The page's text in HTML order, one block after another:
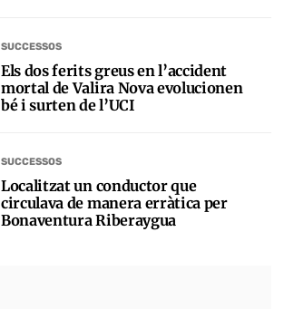
SUCCESSOS
Els dos ferits greus en l’accident
mortal de Valira Nova evolucionen
bé i surten de l’UCI
SUCCESSOS
Localitzat un conductor que
circulava de manera erràtica per
Bonaventura Riberaygua